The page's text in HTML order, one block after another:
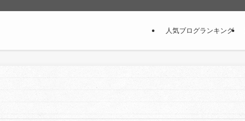
人気ブログランキング